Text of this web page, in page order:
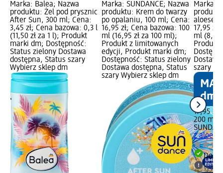
Marka: Balea; Nazwa
produktu: Żel pod prysznic
After Sun, 300 ml; Cena:
3,45 zł; Cena bazowa: 0,3 l
(11,50 zł za 1 l); Produkt
marki dm; Dostępność:
Status zielony Dostawa
dostępna, Status szary
Wybierz sklep dm
Marka: SUNDANCE; Nazwa
produktu: Krem do twarzy
po opalaniu, 100 ml; Cena:
16,95 zł; Cena bazowa: 100
ml (16,95 zł za 100 ml);
Produkt z limitowanych
edycji, Produkt marki dm;
Dostępność: Status zielony
Dostawa dostępna, Status
szary Wybierz sklep dm
Marka:
17,95
ml (8,98
Produkt
szary
17,95 zł
200 ml
z